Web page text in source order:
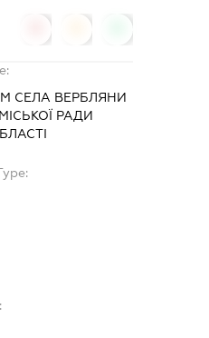
СЕЛА ВЕРБЛЯНИ
РАДИ